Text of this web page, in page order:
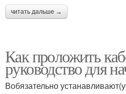
читать дальше →
Как проложить
руководство для
Вобязательно